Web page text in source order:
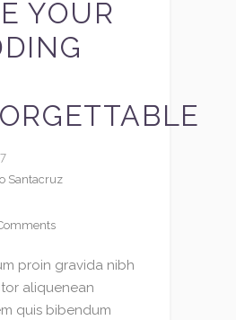
YOUR
Santacruz
proin gravida nibh
aliquenean
quis bibendum